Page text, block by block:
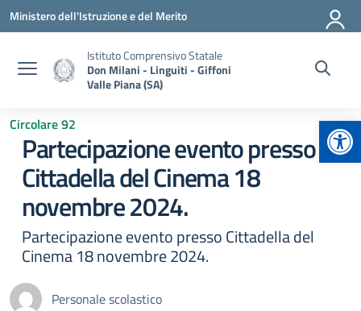
Vai ai contenuti
Vai al menu di navigazione
Vai al footer
Ministero dell'Istruzione e del Merito
Istituto Comprensivo Statale
Don Milani - Linguiti - Giffoni
Valle Piana (SA)
Circolare 92
Partecipazione evento presso
Cittadella del Cinema 18
novembre 2024.
Partecipazione evento presso Cittadella del
Cinema 18 novembre 2024.
Personale scolastico